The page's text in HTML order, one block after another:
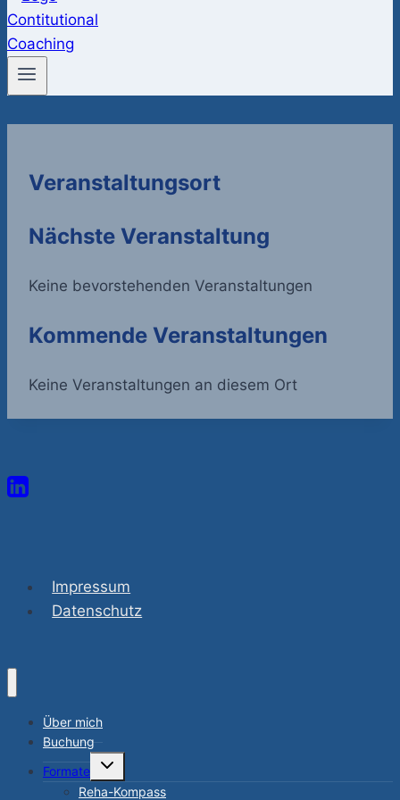
Veranstaltungsort
Nächste Veranstaltung
Keine bevorstehenden Veranstaltungen
Kommende Veranstaltungen
Keine Veranstaltungen an diesem Ort
Impressum
Datenschutz
Über mich
Buchung
Formate
Untermenü
umschalten
Reha-Kompass